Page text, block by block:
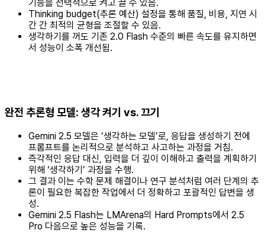
기능을 선택적으로 켜고 끌 수 있음.
Thinking budget(추론 예산) 설정을 통해 품질, 비용, 지연 시
간 간 최적의 균형을 조절할 수 있음.
생각하기를 꺼도 기존 2.0 Flash 수준의 빠른 속도를 유지하면
서 성능이 소폭 개선됨.
완전 추론형 모델: 생각 켜기 vs. 끄기
Gemini 2.5 모델은 ‘생각하는 모델’로, 응답을 생성하기 전에
프롬프트를 논리적으로 분석하고 사고하는 과정을 거침.
즉각적인 응답 대신, 입력을 더 깊이 이해하고 출력을 계획하기
위해 ‘생각하기’ 과정을 수행.
그 결과 이는 수학 문제 해결이나 연구 분석처럼 여러 단계의 추
론이 필요한 복잡한 작업에서 더 정확하고 포괄적인 답변을 생
성.
Gemini 2.5 Flash는 LMArena의 Hard Prompts에서 2.5
Pro 다음으로 높은 성능을 기록.